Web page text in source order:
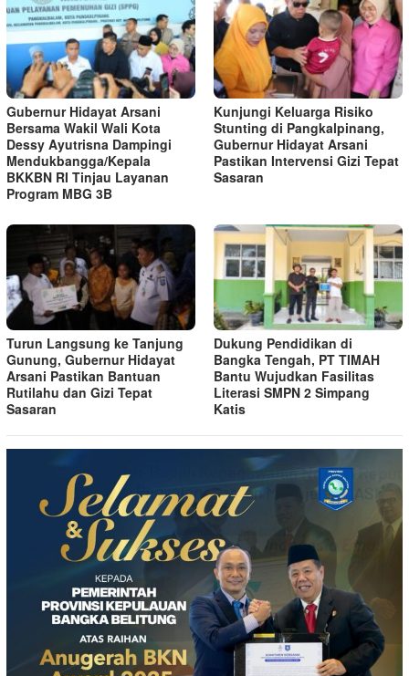
Gubernur Hidayat Arsani
Bersama Wakil Wali Kota
Dessy Ayutrisna Dampingi
Mendukbangga/Kepala
BKKBN RI Tinjau Layanan
Program MBG 3B
Kunjungi Keluarga Risiko
Stunting di Pangkalpinang,
Gubernur Hidayat Arsani
Pastikan Intervensi Gizi Tepat
Sasaran
Turun Langsung ke Tanjung
Gunung, Gubernur Hidayat
Arsani Pastikan Bantuan
Rutilahu dan Gizi Tepat
Sasaran
Dukung Pendidikan di
Bangka Tengah, PT TIMAH
Bantu Wujudkan Fasilitas
Literasi SMPN 2 Simpang
Katis